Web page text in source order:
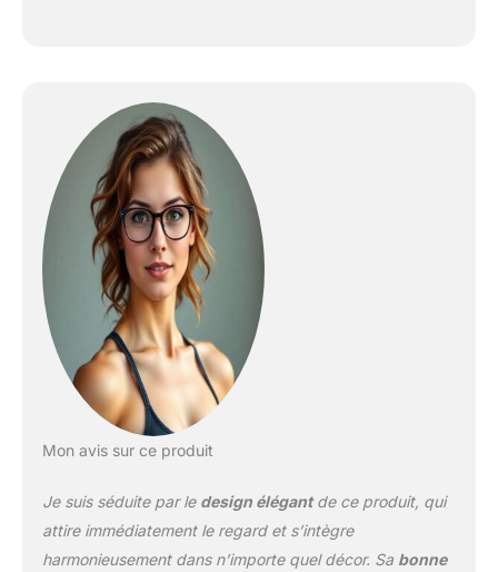
Mon avis sur ce produit
Je suis séduite par le design élégantde ce produit, qui
attire immédiatement le regard et s’intègre
harmonieusement dans n’importe quel décor. Sa bonne